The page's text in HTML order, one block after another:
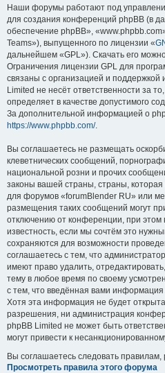
Наши форумы работают под
для создания конференций phpBB (в
обеспечение phpBB»,
Teams»), выпущенного по лицензии «
дальнейшем «GPL»). Скачать его
Ограничения лицензии GPL для
связаны с организацией и
Limited не несёт ответственности за
определяет в качестве допустимого
За дополнительной информацией о
https://www.phpbb.com/.
Вы соглашаетесь не размещать
клеветнических сообщений,
национальной розни и прочих
законы вашей страны, страны, которая
для форумов «forumBlender RU» или
размещения таких сообщений могут
отключению от конференции, при этом
известность, если мы сочтём это
сохраняются для возможности
соглашаетесь с тем, что
имеют право удалить,
тему в любое время по своему
с тем, что введённая вами
Хотя эта информация не будет
разрешения, ни администрация
phpBB Limited не может быть
могут привести к
Вы соглашаетесь следовать
Просмотреть правила этого форума